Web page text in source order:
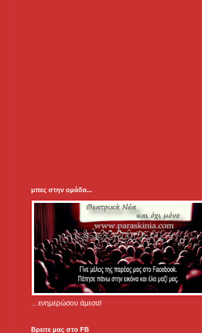
μπες στην ομάδα...
... ενημερώσου άμεσα!
Βρειτε μας στο FB